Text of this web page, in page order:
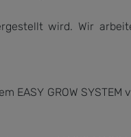
wird. Wir
GROW SYSTEM